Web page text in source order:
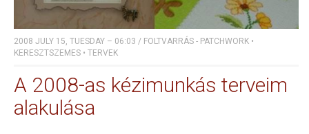
2008 JULY 15, TUESDAY – 06:03 / FOLTVARRÁS - PATCHWORK •
KERESZTSZEMES • TERVEK
A 2008-as kézimunkás terveim
alakulása